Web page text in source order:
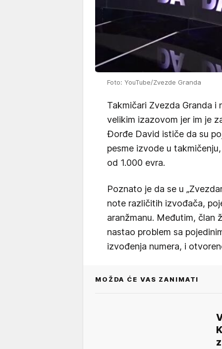
Foto: YouTube/Zvezde Granda
Takmičari Zvezda Granda
velikim izazovom jer im je
Đorđe David ističe da su
pesme izvode u
od 1.000 evra.
Poznato je da se u
note različitih izvođača,
aranžmanu. Međutim, član
nastao problem sa
izvođenja numera, i
MOŽDA ĆE VAS ZANIMATI